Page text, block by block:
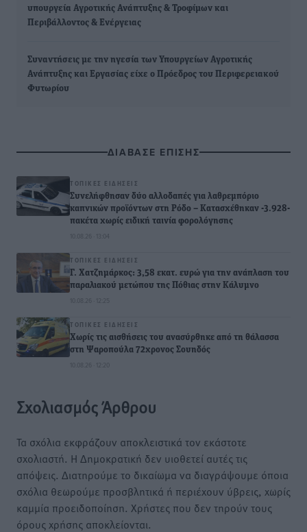
υπουργεία Αγροτικής Ανάπτυξης & Τροφίμων και
Περιβάλλοντος & Ενέργειας
Συναντήσεις με την ηγεσία των Υπουργείων Αγροτικής
Ανάπτυξης και Εργασίας είχε ο Πρόεδρος του Περιφερειακού
Φυτωρίου
ΔΙΑΒΑΣΕ ΕΠΙΣΗΣ
ΤΟΠΙΚΈΣ ΕΙΔΉΣΕΙΣ
Συνελήφθησαν δύο αλλοδαπές για λαθρεμπόριο
καπνικών προϊόντων στη Ρόδο – Κατασχέθηκαν -3.928-
πακέτα χωρίς ειδική ταινία φορολόγησης
10.08.26 · 13:04
ΤΟΠΙΚΈΣ ΕΙΔΉΣΕΙΣ
Γ. Χατζημάρκος: 3,58 εκατ. ευρώ για την ανάπλαση του
παραλιακού μετώπου της Πόθιας στην Κάλυμνο
ΤΟΠΙΚΈΣ ΕΙΔΉΣΕΙΣ
Χωρίς τις αισθήσεις του ανασύρθηκε από τη θάλασσα
στη Ψαροπούλα 72χρονος Σουηδός
Σχολιασμός Άρθρου
Τα σχόλια εκφράζουν αποκλειστικά τον εκάστοτε
σχολιαστή. Η Δημοκρατική δεν υιοθετεί αυτές τις
απόψεις. Διατηρούμε το δικαίωμα να διαγράψουμε όποια
σχόλια θεωρούμε προσβλητικά ή περιέχουν ύβρεις, χωρίς
καμμία προειδοποίηση. Χρήστες που δεν τηρούν τους
όρους χρήσης αποκλείονται.